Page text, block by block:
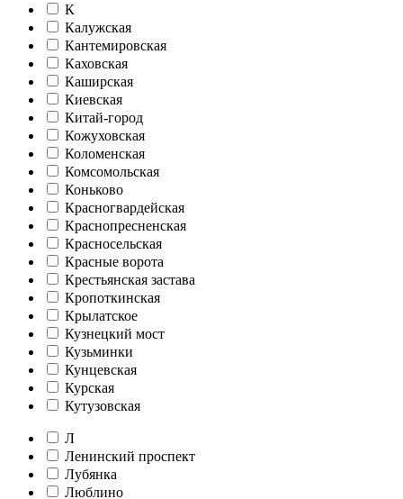
К
Калужская
Кантемировская
Каховская
Каширская
Киевская
Китай-город
Кожуховская
Коломенская
Комсомольская
Коньково
Красногвардейская
Краснопресненская
Красносельская
Красные ворота
Крестьянская застава
Кропоткинская
Крылатское
Кузнецкий мост
Кузьминки
Кунцевская
Курская
Кутузовская
Л
Ленинский проспект
Лубянка
Люблино